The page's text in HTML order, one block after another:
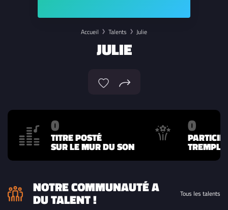
Accueil Talents Julie
JULIE
0
TITRE POSTÉ
SUR LE MUR DU SON
0
NOTRE COMMUNAUTÉ A
DU TALENT ! Tous les talents